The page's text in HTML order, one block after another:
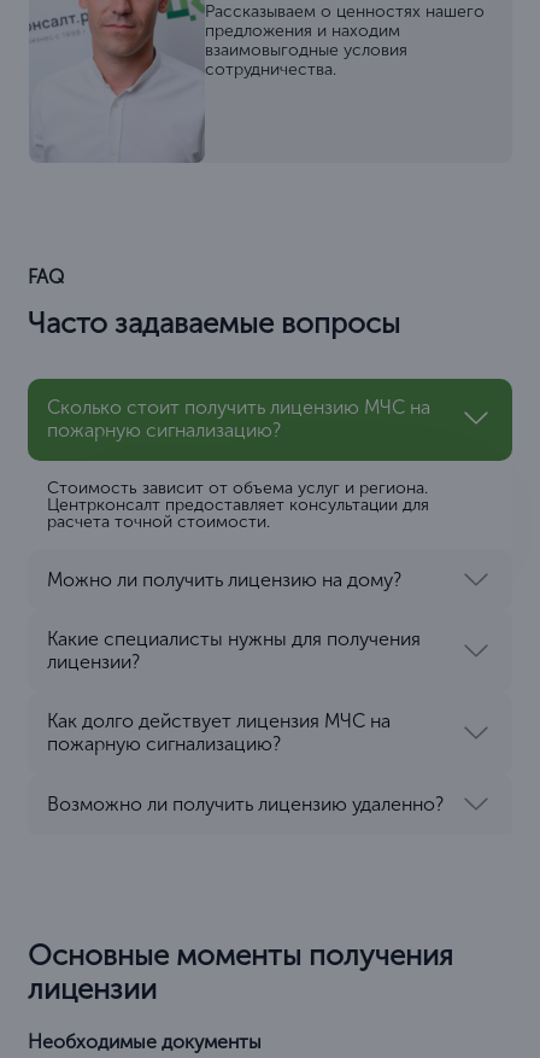
Рассказываем о ценностях нашего
предложения и находим
взаимовыгодные условия
сотрудничества.
FAQ
Часто задаваемые вопросы
Сколько стоит получить лицензию МЧС на
пожарную сигнализацию?
Стоимость зависит от объема услуг и региона.
Центрконсалт предоставляет консультации для
расчета точной стоимости.
Можно ли получить лицензию на дому?
Какие специалисты нужны для получения
лицензии?
Как долго действует лицензия МЧС на
пожарную сигнализацию?
Возможно ли получить лицензию удаленно?
Основные моменты получения
лицензии
Необходимые документы